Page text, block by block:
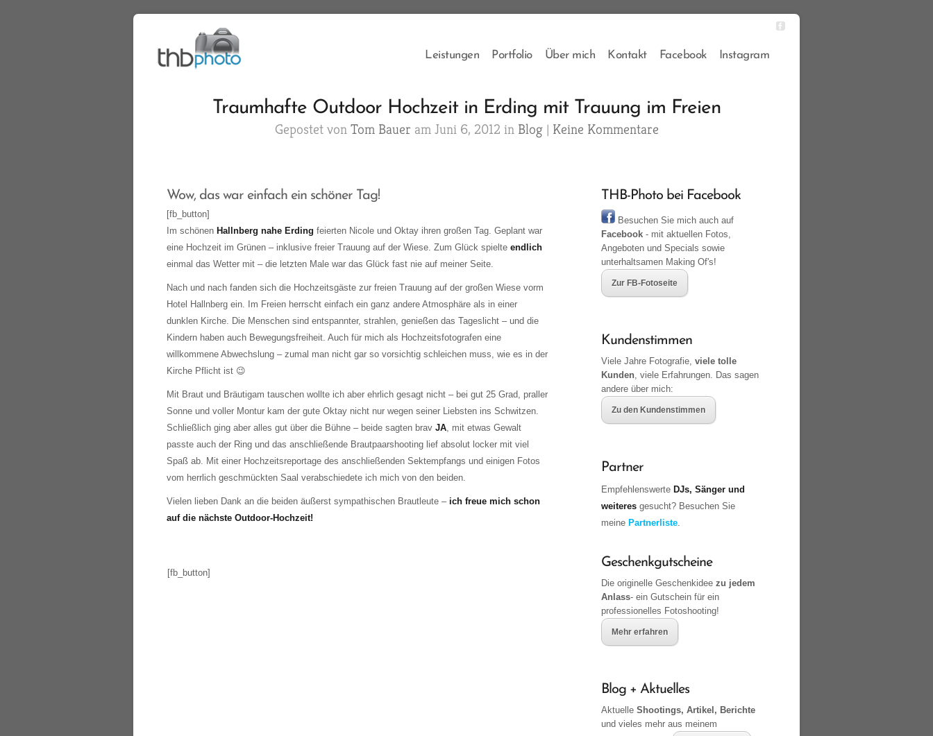
Leistungen Portfolio Über mich Kontakt Facebook Instagram
Traumhafte Outdoor Hochzeit in Erding mit Trauung im Freien
Gepostet von Tom Baueram Juni 6, 2012 in Blog| Keine Kommentare
Wow, das war einfach ein schöner Tag!
[fb_button]
Im schönen Hallnberg nahe Erding feierten Nicole und Oktay ihren großen Tag. Geplant war
eine Hochzeit im Grünen – inklusive freier Trauung auf der Wiese. Zum Glück spielte endlich
einmal das Wetter mit – die letzten Male war das Glück fast nie auf meiner Seite.
Nach und nach fanden sich die Hochzeitsgäste zur freien Trauung auf der großen Wiese vorm
Hotel Hallnberg ein. Im Freien herrscht einfach ein ganz andere Atmosphäre als in einer
dunklen Kirche. Die Menschen sind entspannter, strahlen, genießen das Tageslicht – und die
Kindern haben auch Bewegungsfreiheit. Auch für mich als Hochzeitsfotografen eine
willkommene Abwechslung – zumal man nicht gar so vorsichtig schleichen muss, wie es in der
Kirche Pflicht ist 😉
Mit Braut und Bräutigam tauschen wollte ich aber ehrlich gesagt nicht – bei gut 25 Grad, praller
Sonne und voller Montur kam der gute Oktay nicht nur wegen seiner Liebsten ins Schwitzen.
Schließlich ging aber alles gut über die Bühne – beide sagten brav JA, mit etwas Gewalt
passte auch der Ring und das anschließende Brautpaarshooting lief absolut locker mit viel
Spaß ab. Mit einer Hochzeitsreportage des anschließenden Sektempfangs und einigen Fotos
vom herrlich geschmückten Saal verabschiedete ich mich von den beiden.
Vielen lieben Dank an die beiden äußerst sympathischen Brautleute – ich freue mich schon
auf die nächste Outdoor-Hochzeit!
[fb_button]
THB-Photo bei Facebook
Besuchen Sie mich auch auf
Facebook - mit aktuellen Fotos,
Angeboten und Specials sowie
unterhaltsamen Making Of's!
Zur FB-Fotoseite
Kundenstimmen
Viele Jahre Fotografie, viele tolle
Kunden, viele Erfahrungen. Das sagen
andere über mich:
Zu den Kundenstimmen
Partner
Empfehlenswerte DJs, Sänger und
weiteres gesucht? Besuchen Sie
meine Partnerliste.
Geschenkgutscheine
Die originelle Geschenkidee zu jedem
Anlass- ein Gutschein für ein
professionelles Fotoshooting!
Mehr erfahren
Blog + Aktuelles
Aktuelle Shootings, Artikel, Berichte
und vieles mehr aus meinem